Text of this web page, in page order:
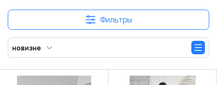
Фильтры
новизне